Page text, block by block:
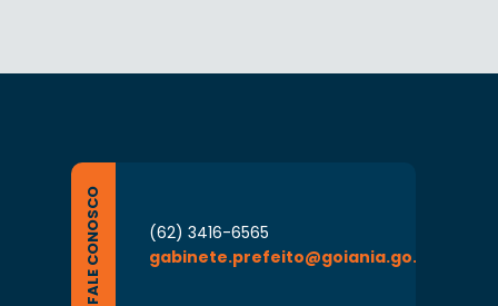
FALE CONOSCO
(62) 3416-6565
gabinete.prefeito@goiania.go.gov.br